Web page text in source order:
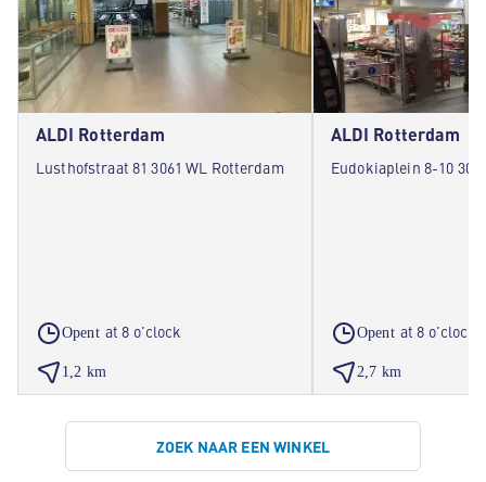
ALDI Rotterdam
Lusthofstraat 81 3061 WL Rotterdam
Opent at 8 o'clock
1,2 km
ALDI Rotterdam
Eudokiaplein 8-10
Opent at 8 o'clock
2,7 km
ZOEK NAAR EEN WINKEL